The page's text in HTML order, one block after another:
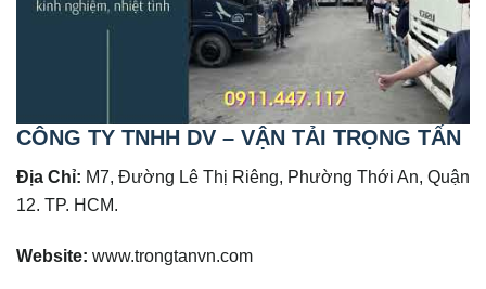
CÔNG TY TNHH DV – VẬN TẢI TRỌNG TẤN
Địa Chỉ: M7, Đường Lê Thị Riêng, Phường Thới An, Quận
12. TP. HCM.
Website: www.trongtanvn.com